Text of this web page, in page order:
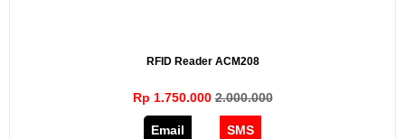
RFID Reader ACM208
Rp 1.750.0002.000.000
Email SMS